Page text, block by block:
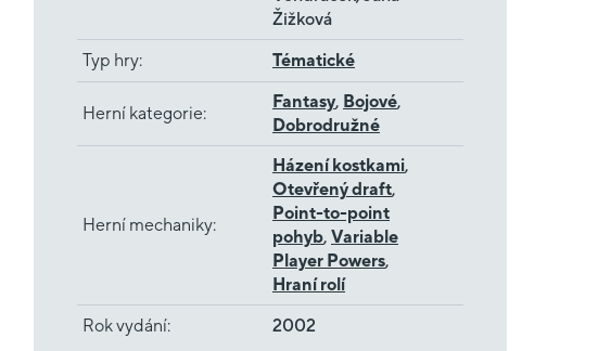
Žižková
Typ hry: Tématické
Herní kategorie:
Fantasy, Bojové,
Dobrodružné
Herní mechaniky:
Házení kostkami,
Otevřený draft,
Point-to-point
pohyb, Variable
Player Powers,
Hraní rolí
Rok vydání: 2002